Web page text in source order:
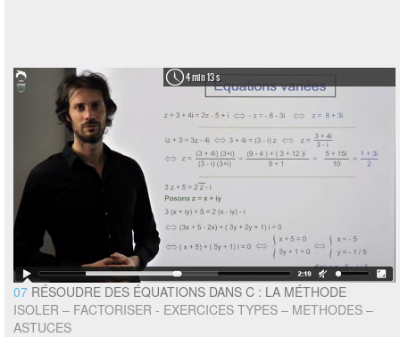
4 min 13 s
07 RÉSOUDRE DES ÉQUATIONS DANS C : LA MÉTHODE
ISOLER – FACTORISER - EXERCICES TYPES – METHODES –
ASTUCES